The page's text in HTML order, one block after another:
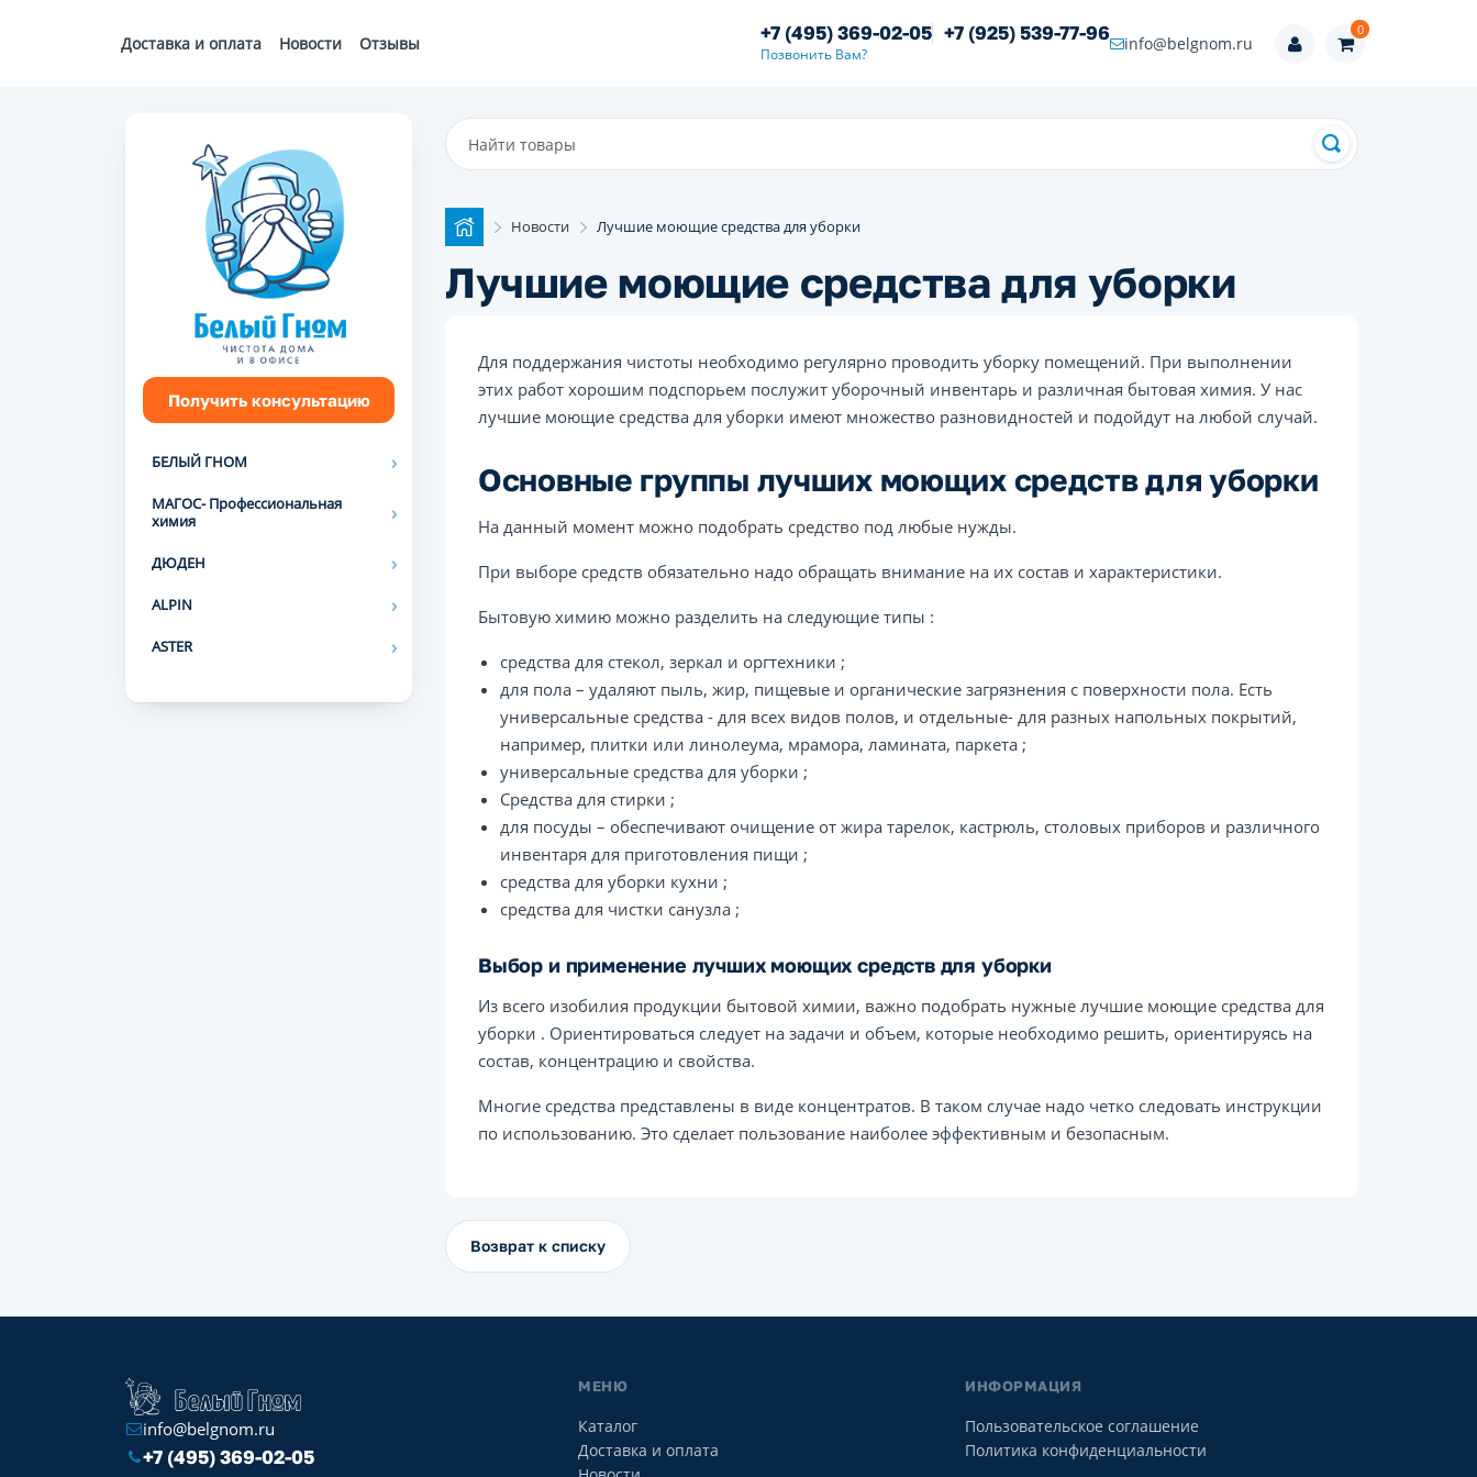
Доставка и оплата Новости Отзывы +7 (495) 369-02-05 +7 (925) 539-77-96
Позвонить Вам?
info@belgnom.ru
0
Получить консультацию
БЕЛЫЙ ГНОМ
МАГОС- Профессиональная
химия
ДЮДЕН
ALPIN
ASTER
Новости Лучшие моющие средства для уборки
Лучшие моющие средства для уборки
Для поддержания чистоты необходимо регулярно проводить уборку помещений. При выполнении
этих работ хорошим подспорьем послужит уборочный инвентарь и различная бытовая химия. У нас
лучшие моющие средства для уборки имеют множество разновидностей и подойдут на любой случай.
Основные группы лучших моющих средств для уборки
На данный момент можно подобрать средство под любые нужды.
При выборе средств обязательно надо обращать внимание на их состав и характеристики.
Бытовую химию можно разделить на следующие типы :
средства для стекол, зеркал и оргтехники ;
для пола – удаляют пыль, жир, пищевые и органические загрязнения с поверхности пола. Есть
универсальные средства - для всех видов полов, и отдельные- для разных напольных покрытий,
например, плитки или линолеума, мрамора, ламината, паркета ;
универсальные средства для уборки ;
Средства для стирки ;
для посуды – обеспечивают очищение от жира тарелок, кастрюль, столовых приборов и различного
инвентаря для приготовления пищи ;
средства для уборки кухни ;
средства для чистки санузла ;
Выбор и применение лучших моющих средств для уборки
Из всего изобилия продукции бытовой химии, важно подобрать нужные лучшие моющие средства для
уборки . Ориентироваться следует на задачи и объем, которые необходимо решить, ориентируясь на
состав, концентрацию и свойства.
Многие средства представлены в виде концентратов. В таком случае надо четко следовать инструкции
по использованию. Это сделает пользование наиболее эффективным и безопасным.
Возврат к списку
info@belgnom.ru
+7 (495) 369-02-05
МЕНЮ
Каталог
Доставка и оплата
ИНФОРМАЦИЯ
Пользовательское соглашение
Политика конфиденциальности